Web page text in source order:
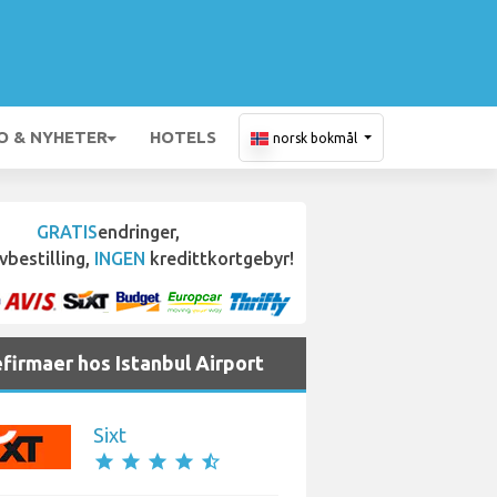
& NYHETER HOTELS norsk bokmål
GRATISendringer,
INGEN kredittkortgebyr!
hos Istanbul Airport
Sixt
star star star star star_half